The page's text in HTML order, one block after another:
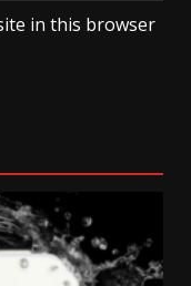
in this browser